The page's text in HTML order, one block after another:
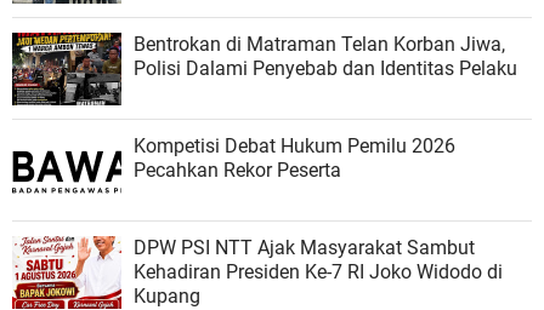
Bentrokan di Matraman Telan Korban Jiwa,
Polisi Dalami Penyebab dan Identitas Pelaku
Kompetisi Debat Hukum Pemilu 2026
Pecahkan Rekor Peserta
DPW PSI NTT Ajak Masyarakat Sambut
Kehadiran Presiden Ke-7 RI Joko Widodo di
Kupang